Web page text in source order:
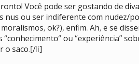
Você pode ser gostando de
nus ou ser indiferente com nudez/
ok?), enfim. Ah, e se
ou “experiência”
o saco.[/li]